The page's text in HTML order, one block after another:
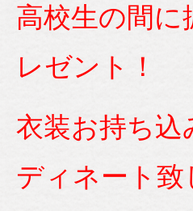
高校生の間
レゼント！
衣装お持ち込
ディネート致